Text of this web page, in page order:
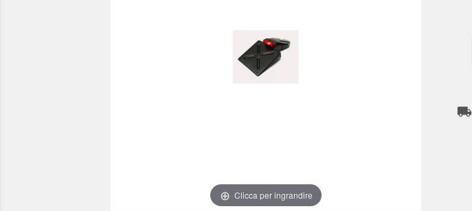
Clicca per ingrandire
local_shipping